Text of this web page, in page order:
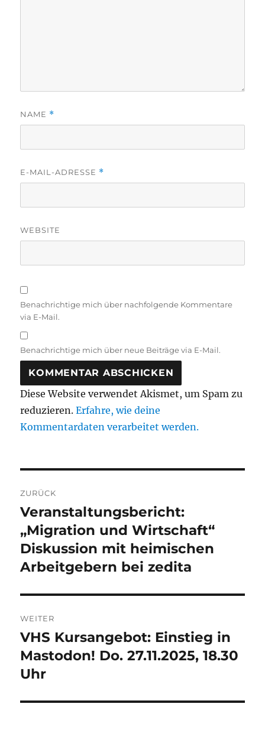
NAME *
E-MAIL-ADRESSE *
WEBSITE
Benachrichtige mich über nachfolgende Kommentare
via E-Mail.
Benachrichtige mich über neue Beiträge via E-Mail.
Diese Website verwendet Akismet, um Spam zu
reduzieren.Erfahre, wie deine
Kommentardaten verarbeitet werden.
ZURÜCK
Vorheriger
Beitrag:
Veranstaltungsbericht:
„Migration und Wirtschaft“
Diskussion mit heimischen
Arbeitgebern bei zedita
WEITER
Nächster
Beitrag:
VHS Kursangebot: Einstieg in
Mastodon! Do. 27.11.2025, 18.30
Uhr